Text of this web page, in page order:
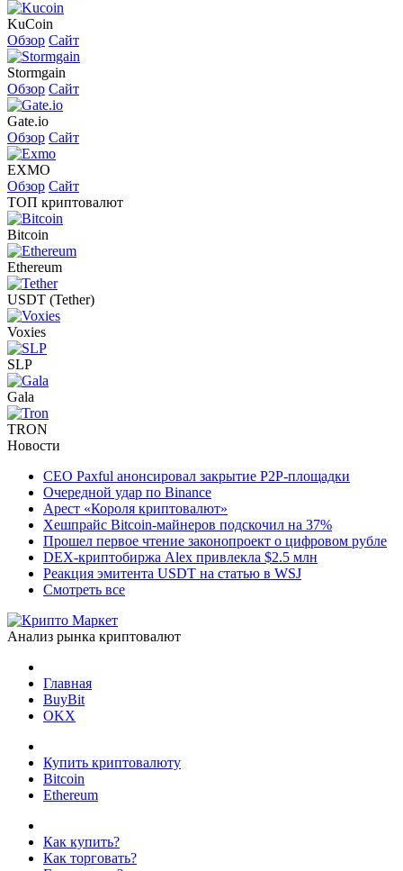
KuCoin
Обзор Сайт
Stormgain
Обзор Сайт
Gate.io
Обзор Сайт
EXMO
Обзор Сайт
ТОП криптовалют
Bitcoin
Ethereum
USDT (Tether)
Voxies
SLP
Gala
TRON
Новости
CEO Paxful анонсировал закрытие P2P-площадки
Очередной удар по Binance
Арест «Короля криптовалют»
Хешпрайс Bitcoin-майнеров подскочил на 37%
Прошел первое чтение законопроект о цифровом рубле
DEX-криптобиржа Alex привлекла $2.5 млн
Реакция эмитента USDT на статью в WSJ
Смотреть все
Анализ рынка криптовалют
Главная
BuyBit
OKX
Купить криптовалюту
Bitcoin
Ethereum
Как купить?
Как торговать?